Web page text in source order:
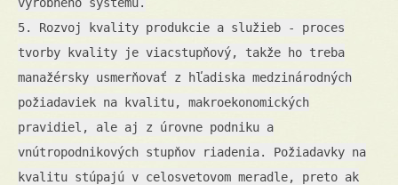
5. Rozvoj kvality produkcie a služieb - proces
tvorby kvality je viacstupňový, takže ho treba
manažérsky usmerňovať z hľadiska medzinárodných
požiadaviek na kvalitu, makroekonomických
pravidiel, ale aj z úrovne podniku a
vnútropodnikových stupňov riadenia. Požiadavky na
kvalitu stúpajú v celosvetovom meradle, preto ak